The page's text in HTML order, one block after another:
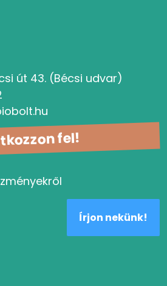
fel!
Írjon nekünk!
út 43. (Bécsi udvar)